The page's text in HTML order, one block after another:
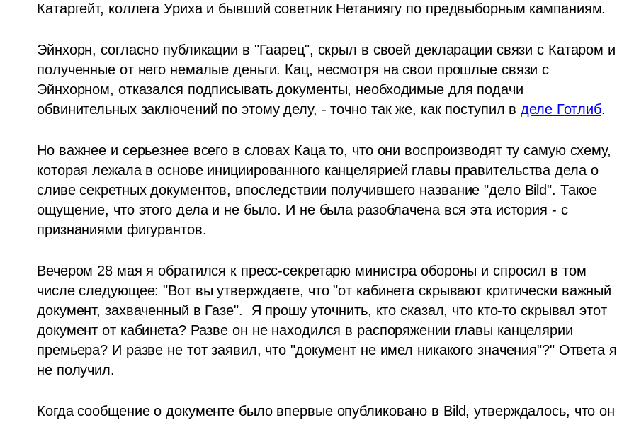
Катаргейт, коллега Уриха и бывший советник Нетаниягу по предвыборным кампаниям.
Эйнхорн, согласно публикации в "Гаарец", скрыл в своей декларации связи с Катаром и
полученные от него немалые деньги. Кац, несмотря на свои прошлые связи с
Эйнхорном, отказался подписывать документы, необходимые для подачи
обвинительных заключений по этому делу, - точно так же, как поступил в деле Готлиб.
Но важнее и серьезнее всего в словах Каца то, что они воспроизводят ту самую схему,
которая лежала в основе инициированного канцелярией главы правительства дела о
сливе секретных документов, впоследствии получившего название "дело Bild". Такое
ощущение, что этого дела и не было. И не была разоблачена вся эта история - с
признаниями фигурантов.
Вечером 28 мая я обратился к пресс-секретарю министра обороны и спросил в том
числе следующее: "Вот вы утверждаете, что "от кабинета скрывают критически важный
документ, захваченный в Газе".  Я прошу уточнить, кто сказал, что кто-то скрывал этот
документ от кабинета? Разве он не находился в распоряжении главы канцелярии
премьера? И разве не тот заявил, что "документ не имел никакого значения"?" Ответа я
не получил.
Когда сообщение о документе было впервые опубликовано в Bild, утверждалось, что он